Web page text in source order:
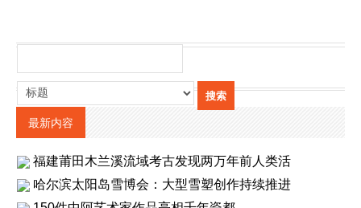
最新内容
福建莆田木兰溪流域考古发现两万年前人类活
哈尔滨太阳岛雪博会：大型雪塑创作持续推进